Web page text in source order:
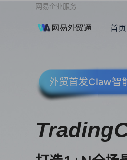
网易企业服务
首页
外贸首发Claw智